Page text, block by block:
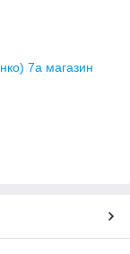
7а магазин